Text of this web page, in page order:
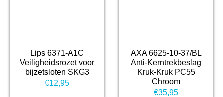
Lips 6371-A1C
Veiligheidsrozet voor
bijzetsloten SKG3
€12,95
AXA 6625-10-37/BL
Anti-Kerntrekbeslag
Kruk-Kruk PC55
Chroom
€35,95